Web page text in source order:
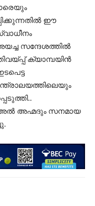
ഈ
സന്ദേശത്തിൽ
ക്യാമ്പയിൻ
അൽ അഹ്മദും സനമായ